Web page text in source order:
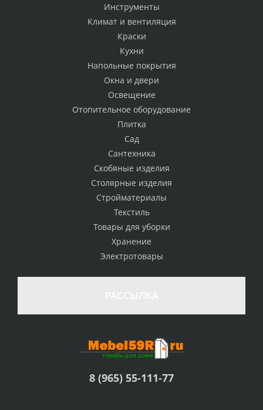
Инструменты
Климат и вентиляция
Краски
Кухни
Напольные покрытия
Окна и двери
Освещение
Отопительное оборудование
Плитка
Сад
Сантехника
Скобяные изделия
Столярные изделия
Стройматериалы
Текстиль
Товары для уборки
Хранение
Электротовары
8 (965) 55-111-77